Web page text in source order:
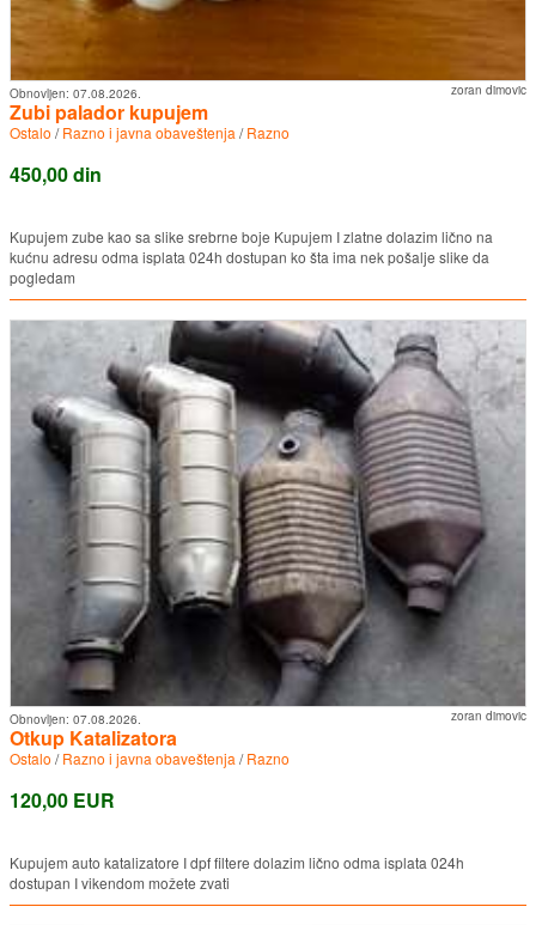
zoran dimovic
Obnovljen: 07.08.2026.
Zubi palador kupujem
Ostalo /Razno i javna obaveštenja /Razno
450,00 din
Kupujem zube kao sa slike srebrne boje Kupujem I zlatne dolazim lično na
kućnu adresu odma isplata 024h dostupan ko šta ima nek pošalje slike da
pogledam
zoran dimovic
Obnovljen: 07.08.2026.
Otkup Katalizatora
Ostalo /Razno i javna obaveštenja /Razno
120,00 EUR
Kupujem auto katalizatore I dpf filtere dolazim lično odma isplata 024h
dostupan I vikendom možete zvati